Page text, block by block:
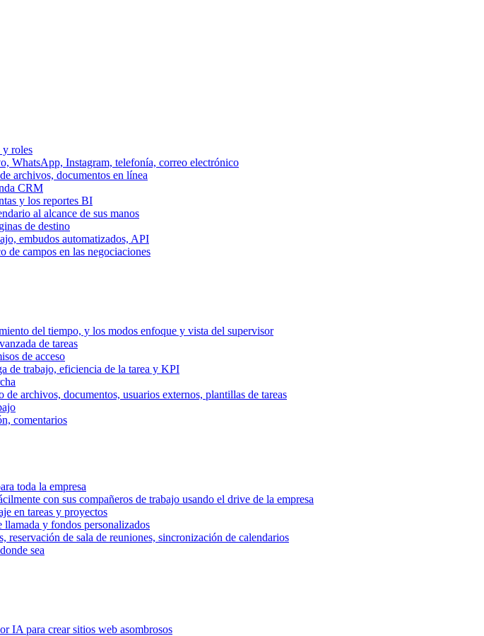
y roles
WhatsApp, Instagram, telefonía, correo electrónico
archivos, documentos en línea
CRM
y los reportes BI
al alcance de sus manos
de destino
embudos automatizados, API
de campos en las negociaciones
del tiempo, y los modos enfoque y vista del supervisor
de tareas
de acceso
de trabajo, eficiencia de la tarea y KPI
archivos, documentos, usuarios externos, plantillas de tareas
comentarios
toda la empresa
con sus compañeros de trabajo usando el drive de la empresa
en tareas y proyectos
y fondos personalizados
reservación de sala de reuniones, sincronización de calendarios
sea
IA para crear sitios web asombrosos